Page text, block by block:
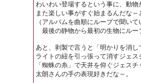
わいわい登場するという事に、動
また楽しい事がすぐ始まるんだな
（アルバムを曲順にループで聞いて
最後の静物から最初の生物にルー
あと、剥製で言うと「明かりを消し
ライトの紐を引っ張って消すジェス
「蜘蛛の糸」で天井を仰ぐジェスチ
太朗さんの手の表現好きだな～。